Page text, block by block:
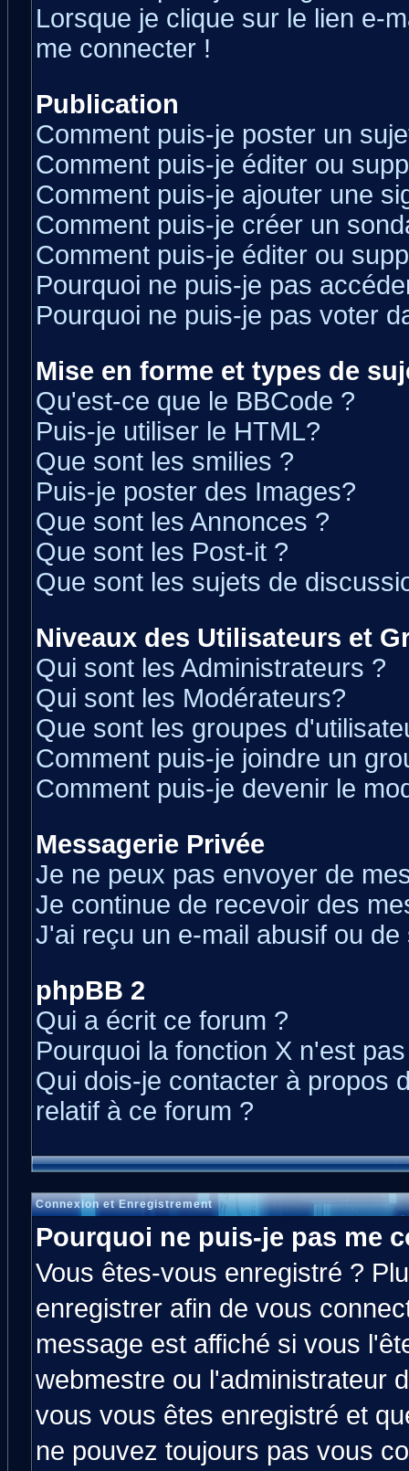
Lorsque je clique sur le lien e-
me connecter !
Publication
Comment puis-je poster un
Comment puis-je éditer ou
Comment puis-je ajouter une
Comment puis-je créer un
Comment puis-je éditer ou
Pourquoi ne puis-je pas
Pourquoi ne puis-je pas voter
Mise en forme et types de
Qu'est-ce que le BBCode ?
Puis-je utiliser le HTML?
Que sont les smilies ?
Puis-je poster des Images?
Que sont les Annonces ?
Que sont les Post-it ?
Que sont les sujets de
Niveaux des Utilisateurs et
Qui sont les Administrateurs ?
Qui sont les Modérateurs?
Que sont les groupes
Comment puis-je joindre un
Comment puis-je devenir le
Messagerie Privée
Je ne peux pas envoyer de
Je continue de recevoir des
J'ai reçu un e-mail abusif ou
phpBB 2
Qui a écrit ce forum ?
Pourquoi la fonction X n'est
Qui dois-je contacter à propos
relatif à ce forum ?
Connexion et Enregistrement
Pourquoi ne puis-je pas me
Vous êtes-vous enregistré ?
enregistrer afin de vous
message est affiché si vous
webmestre ou l'administrateur
vous vous êtes enregistré et
ne pouvez toujours pas vous